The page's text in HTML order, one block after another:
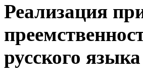
Реализация
русского